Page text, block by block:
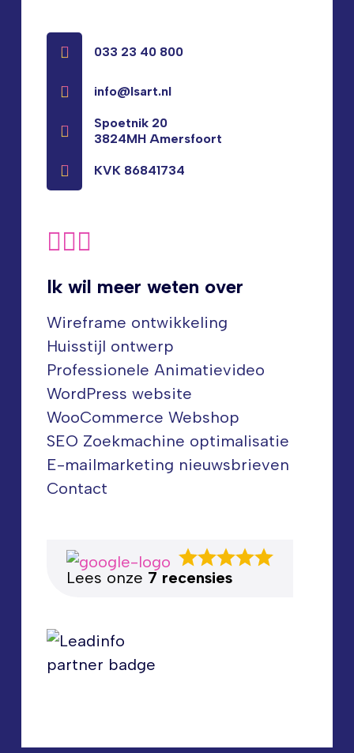
033 23 40 800
info@lsart.nl
Spoetnik 20
3824MH Amersfoort
KVK 86841734
Ik wil meer weten over
Wireframe ontwikkeling
Huisstijl ontwerp
Professionele Animatievideo
WordPress website
WooCommerce Webshop
SEO Zoekmachine optimalisatie
E-mailmarketing nieuwsbrieven
Contact
Lees onze 7 recensies